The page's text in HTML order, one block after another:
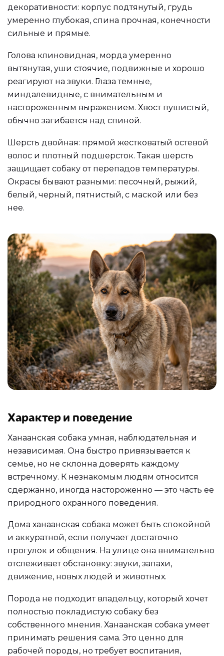
декоративности: корпус подтянутый, грудь
умеренно глубокая, спина прочная, конечности
сильные и прямые.
Голова клиновидная, морда умеренно
вытянутая, уши стоячие, подвижные и хорошо
реагируют на звуки. Глаза темные,
миндалевидные, с внимательным и
настороженным выражением. Хвост пушистый,
обычно загибается над спиной.
Шерсть двойная: прямой жестковатый остевой
волос и плотный подшерсток. Такая шерсть
защищает собаку от перепадов температуры.
Окрасы бывают разными: песочный, рыжий,
белый, черный, пятнистый, с маской или без
нее.
Характер и поведение
Ханаанская собака умная, наблюдательная и
независимая. Она быстро привязывается к
семье, но не склонна доверять каждому
встречному. К незнакомым людям относится
сдержанно, иногда настороженно — это часть ее
природного охранного поведения.
Дома ханаанская собака может быть спокойной
и аккуратной, если получает достаточно
прогулок и общения. На улице она внимательно
отслеживает обстановку: звуки, запахи,
движение, новых людей и животных.
Порода не подходит владельцу, который хочет
полностью покладистую собаку без
собственного мнения. Ханаанская собака умеет
принимать решения сама. Это ценно для
рабочей породы, но требует воспитания,